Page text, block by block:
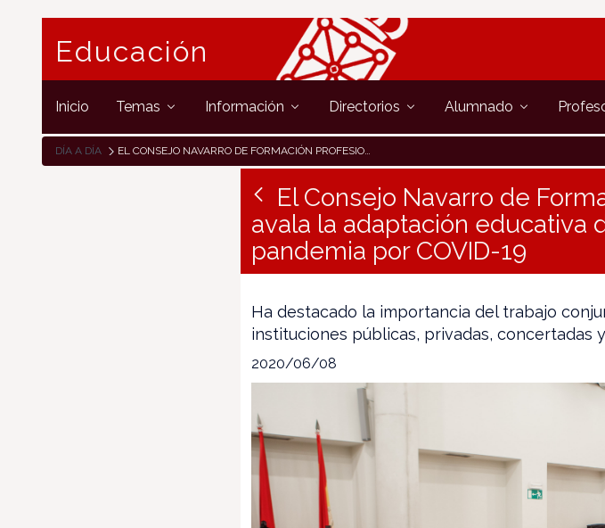
Educación
Inicio Temas Información Directorios Alumnado
DÍA A DÍA EL CONSEJO NAVARRO DE FORMACIÓN PROFESIONAL CONOCE Y AVALA LA ADAPTACIÓN EDUCATIVA DEL SECTOR ANTE LA SITUACIÓN DE PANDEMIA POR COVID-19
El Consejo Navarro de
avala la adaptación educativa
pandemia por COVID-19
Ha destacado la importancia del trabajo
instituciones públicas, privadas, concertadas
2020/06/08